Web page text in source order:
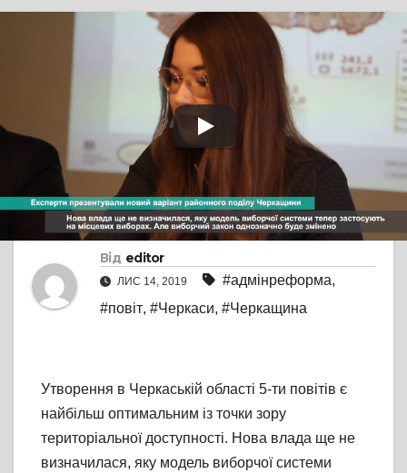
ПРЯМА МОВА
Експерти
презентували новий
варіант районного
поділу Черкащини
Від editor
ЛИС 14, 2019 #адмінреформа,
#повіт, #Черкаси, #Черкащина
Утворення в Черкаській області 5-ти повітів є
найбільш оптимальним із точки зору
територіальної доступності. Нова влада ще не
визначилася, яку модель виборчої системи